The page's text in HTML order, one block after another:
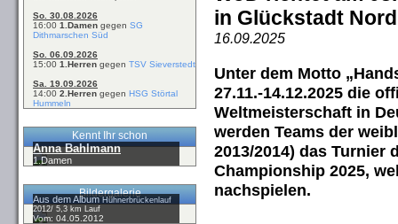
So. 30.08.2026
16:00 1.Damen gegen SG
Dithmarschen Süd
So. 06.09.2026
15:00 1.Herren gegen TSV Sieverstedt
Sa. 19.09.2026
14:00 2.Herren gegen HSG Störtal
Hummeln
Kennt Ihr schon
Anna Bahlmann
1.Damen
Bildergalerie
Aus dem AlbumHühnerbrückenlauf
2012/ 5,3 km Lauf
Vom: 04.05.2012
in Glückstadt
16.09.2025
Unter dem Motto
27.11.-14.12.2025 die
Weltmeisterschaft in
werden Teams der
2013/2014) das Turnier
Championship 2025,
nachspielen.